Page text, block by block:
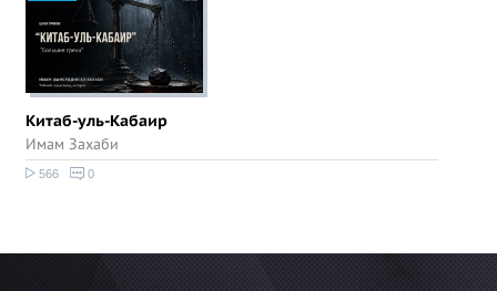
Китаб-уль-Кабаир
Имам Захаби
566 0